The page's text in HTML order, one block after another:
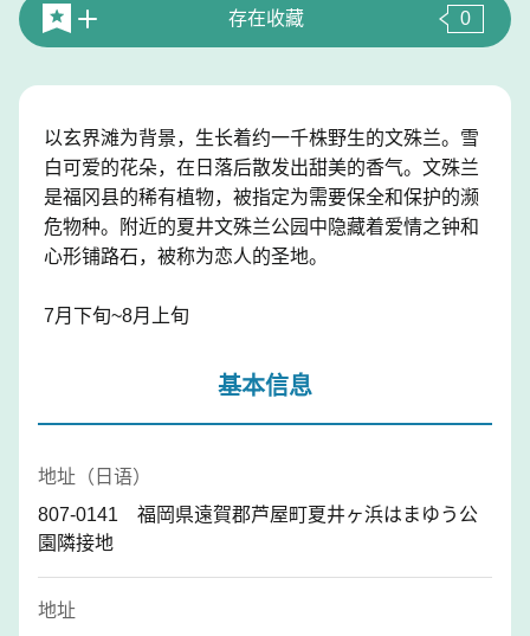
存在收藏 0
以玄界滩为背景，生长着约一千株野生的文殊兰。雪
白可爱的花朵，在日落后散发出甜美的香气。文殊兰
是福冈县的稀有植物，被指定为需要保全和保护的濒
危物种。附近的夏井文殊兰公园中隐藏着爱情之钟和
心形铺路石，被称为恋人的圣地。
7月下旬~8月上旬
基本信息
地址（日语）
807-0141 福岡県遠賀郡芦屋町夏井ヶ浜はまゆう公
園隣接地
地址